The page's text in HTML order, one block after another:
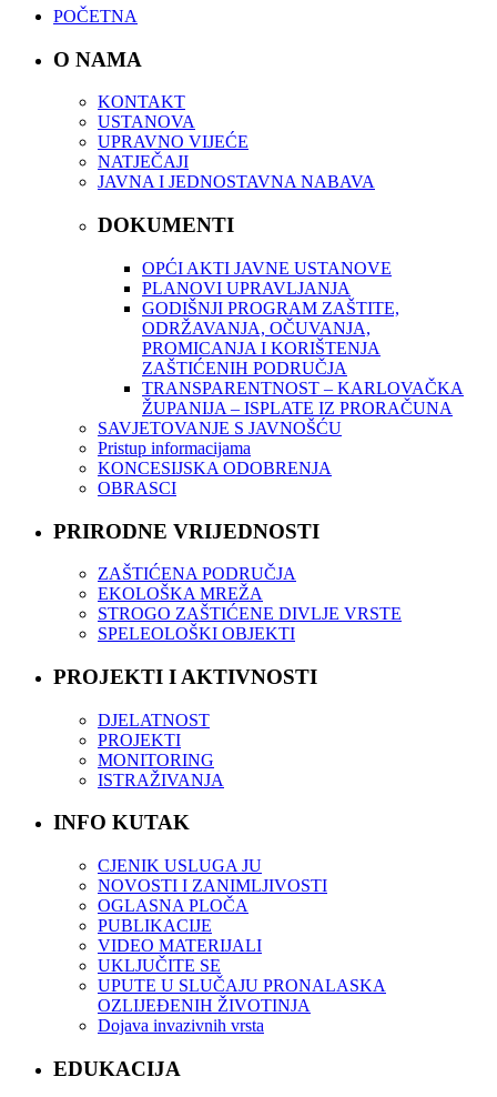
POČETNA
O NAMA
KONTAKT
USTANOVA
UPRAVNO VIJEĆE
NATJEČAJI
JAVNA I JEDNOSTAVNA NABAVA
DOKUMENTI
OPĆI AKTI JAVNE USTANOVE
PLANOVI UPRAVLJANJA
GODIŠNJI PROGRAM ZAŠTITE,
ODRŽAVANJA, OČUVANJA,
PROMICANJA I KORIŠTENJA
ZAŠTIĆENIH PODRUČJA
TRANSPARENTNOST – KARLOVAČKA
ŽUPANIJA – ISPLATE IZ PRORAČUNA
SAVJETOVANJE S JAVNOŠĆU
Pristup informacijama
KONCESIJSKA ODOBRENJA
OBRASCI
PRIRODNE VRIJEDNOSTI
ZAŠTIĆENA PODRUČJA
EKOLOŠKA MREŽA
STROGO ZAŠTIĆENE DIVLJE VRSTE
SPELEOLOŠKI OBJEKTI
PROJEKTI I AKTIVNOSTI
DJELATNOST
PROJEKTI
MONITORING
ISTRAŽIVANJA
INFO KUTAK
CJENIK USLUGA JU
NOVOSTI I ZANIMLJIVOSTI
OGLASNA PLOČA
PUBLIKACIJE
VIDEO MATERIJALI
UKLJUČITE SE
UPUTE U SLUČAJU PRONALASKA
OZLIJEĐENIH ŽIVOTINJA
Dojava invazivnih vrsta
EDUKACIJA